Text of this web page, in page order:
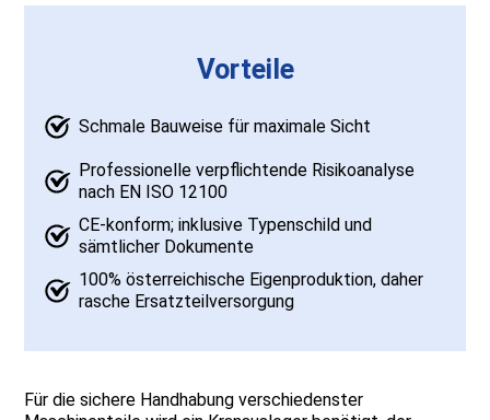
Vorteile
Schmale Bauweise für maximale Sicht
Professionelle verpflichtende Risikoanalyse
nach EN ISO 12100
CE-konform; inklusive Typenschild und
sämtlicher Dokumente
100% österreichische Eigenproduktion, daher
rasche Ersatzteilversorgung
Für die sichere Handhabung verschiedenster